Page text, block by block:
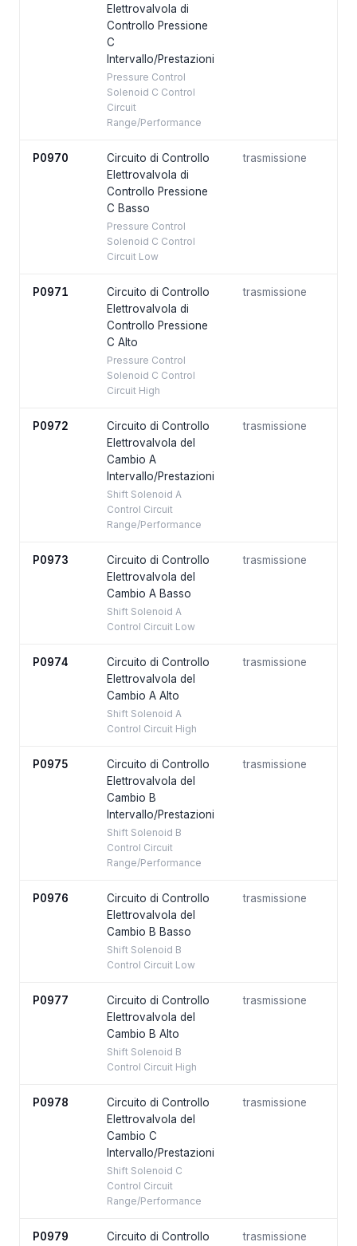
Elettrovalvola di
Controllo Pressione
C
Intervallo/Prestazioni
Pressure Control
Solenoid C Control
Circuit
Range/Performance
P0970
Circuito di Controllo
Elettrovalvola di
Controllo Pressione
C Basso
Pressure Control
Solenoid C Control
Circuit Low
trasmissione
P0971
Circuito di Controllo
Elettrovalvola di
Controllo Pressione
C Alto
Pressure Control
Solenoid C Control
Circuit High
trasmissione
P0972
Circuito di Controllo
Elettrovalvola del
Cambio A
Intervallo/Prestazioni
Shift Solenoid A
Control Circuit
Range/Performance
trasmissione
P0973
Circuito di Controllo
Elettrovalvola del
Cambio A Basso
Shift Solenoid A
Control Circuit Low
trasmissione
P0974
Circuito di Controllo
Elettrovalvola del
Cambio A Alto
Shift Solenoid A
Control Circuit High
trasmissione
P0975
Circuito di Controllo
Elettrovalvola del
Cambio B
Intervallo/Prestazioni
Shift Solenoid B
Control Circuit
Range/Performance
trasmissione
P0976
Circuito di Controllo
Elettrovalvola del
Cambio B Basso
Shift Solenoid B
Control Circuit Low
trasmissione
P0977
Circuito di Controllo
Elettrovalvola del
Cambio B Alto
Shift Solenoid B
Control Circuit High
trasmissione
P0978
Circuito di Controllo
Elettrovalvola del
Cambio C
Intervallo/Prestazioni
Shift Solenoid C
Control Circuit
Range/Performance
trasmissione
P0979
Circuito di Controllo
trasmissione